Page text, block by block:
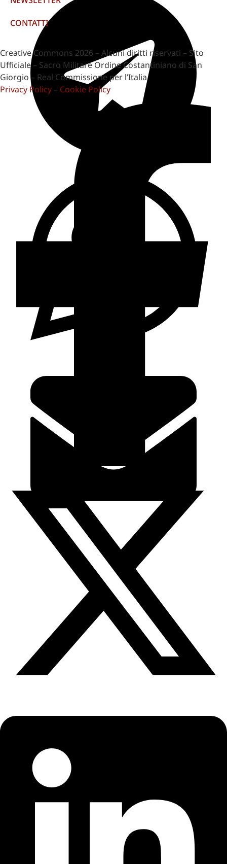
CONTATTI
Creative Commons 2026 – Alcuni diritti riservati – Sito
Ufficiale – Sacro Militare Ordine Costantiniano di San
Giorgio – Real Commissione per l’Italia
Privacy Policy – Cookie Policy